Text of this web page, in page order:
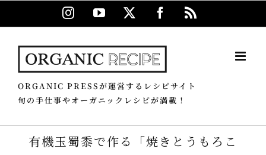
Instagram
YouTube Facebook
ORGANIC PRESSが運営するレシピサイト
旬の手仕事やオーガニックレシピが満載！
有機玉蜀黍で作る「焼きとうもろこ